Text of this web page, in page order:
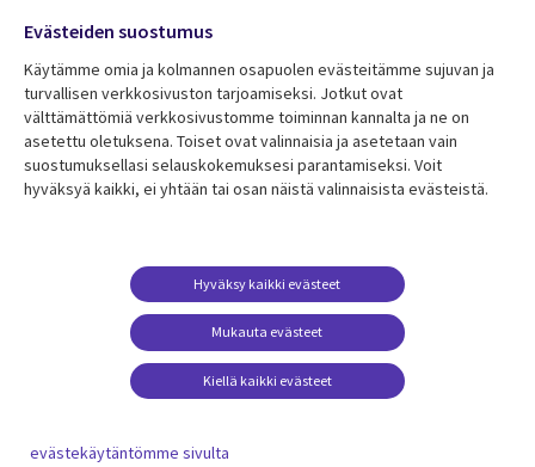
Resurssikeskus
Library
FINLAND
Asiakastarinat
Lisätietoa
Legal
Tietosuoja
Käyttöehdot
Yhteystiedot
Evästeasetuksesi
Media
FINLAND
Evästeiden suostumus
Käytämme omia ja kolmannen osapuolen evästeitämme sujuvan ja
turvallisen verkkosivuston tarjoamiseksi. Jotkut ovat
välttämättömiä verkkosivustomme toiminnan kannalta ja ne on
asetettu oletuksena. Toiset ovat valinnaisia ​​ja asetetaan vain
suostumuksellasi selauskokemuksesi parantamiseksi. Voit
hyväksyä kaikki, ei yhtään tai osan näistä valinnaisista evästeistä.
Mukauta evästeet
Hyväksy kaikki evästeet
Kiellä kaikki evästeet
evästekäytäntömme sivulta